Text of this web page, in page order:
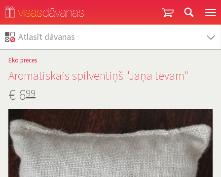
Atlasīt dāvanas
Eko preces
Aromātiskais spilventiņš "Jāņa tēvam"
€ 699